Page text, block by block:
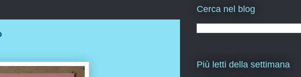
Cerca nel blog
Più letti della settimana